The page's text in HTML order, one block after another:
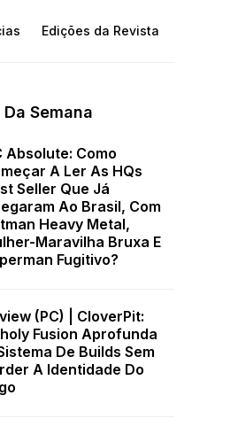
Edições da Revista
Semana
Absolute: Como
A Ler As HQs
Seller Que Já
Ao Brasil, Com
Heavy Metal,
Maravilha Bruxa E
Fugitivo?
(PC) | CloverPit:
Fusion Aprofunda
De Builds Sem
A Identidade Do